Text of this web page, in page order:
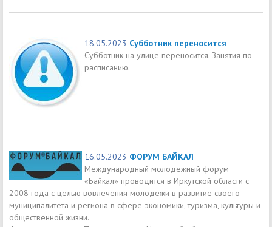
18.05.2023 Субботник переносится
Субботник на улице переносится. Занятия по
расписанию.
16.05.2023 ФОРУМ БАЙКАЛ
Международный молодежный форум
«Байкал» проводится в Иркутской области с
2008 года с целью вовлечения молодежи в развитие своего
муниципалитета и региона в сфере экономики, туризма, культуры и
общественной жизни.